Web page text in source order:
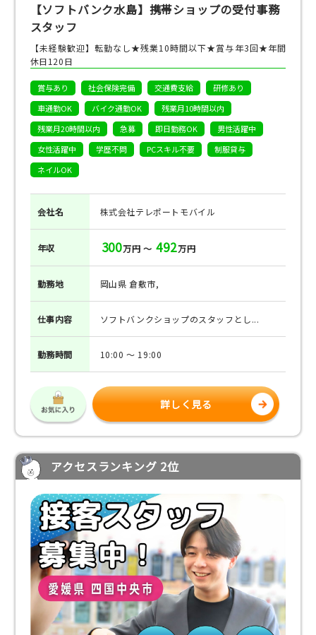
【ソフトバンク水島】携帯ショップの受付事務
スタッフ
【未経験歓迎】転勤なし★残業10時間以下★賞与年3回★年間
休日120日
賞与あり 社会保険完備 交通費支給
研修あり
車通勤OK
バイク通勤OK
残業月10時間以内
残業月20時間以内
急募 即日勤務OK
男性活躍中
女性活躍中
学歴不問 PCスキル不要
制服貸与
ネイルOK
会社名 株式会社テレポートモバイル
年収 300万円 ～ 492万円
勤務地 岡山県 倉敷市,
仕事内容 ソフトバンクショップのスタッフとし...
勤務時間 10:00 ～ 19:00
詳しく見る
アクセスランキング 2位